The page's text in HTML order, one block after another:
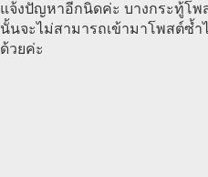
แจ้งปัญหาอีกนิดค่ะ บางกระทู้โพ
นั้นจะไม่สามารถเข้ามาโพสต์ซ้
ด้วยค่ะ